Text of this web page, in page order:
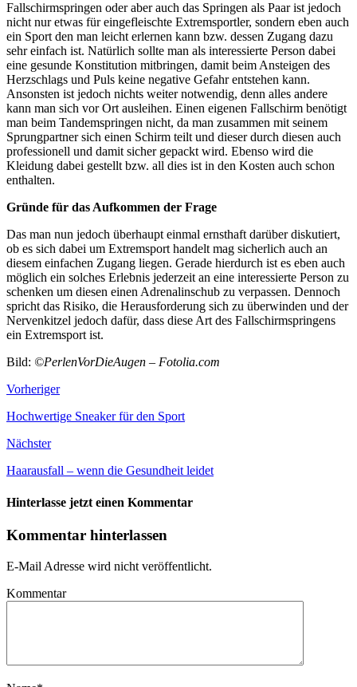
Fallschirmspringen oder aber auch das Springen als Paar ist jedoch
nicht nur etwas für eingefleischte Extremsportler, sondern eben auch
ein Sport den man leicht erlernen kann bzw. dessen Zugang dazu
sehr einfach ist. Natürlich sollte man als interessierte Person dabei
eine gesunde Konstitution mitbringen, damit beim Ansteigen des
Herzschlags und Puls keine negative Gefahr entstehen kann.
Ansonsten ist jedoch nichts weiter notwendig, denn alles andere
kann man sich vor Ort ausleihen. Einen eigenen Fallschirm benötigt
man beim Tandemspringen nicht, da man zusammen mit seinem
Sprungpartner sich einen Schirm teilt und dieser durch diesen auch
professionell und damit sicher gepackt wird. Ebenso wird die
Kleidung dabei gestellt bzw. all dies ist in den Kosten auch schon
enthalten.
Gründe für das Aufkommen der Frage
Das man nun jedoch überhaupt einmal ernsthaft darüber diskutiert,
ob es sich dabei um Extremsport handelt mag sicherlich auch an
diesem einfachen Zugang liegen. Gerade hierdurch ist es eben auch
möglich ein solches Erlebnis jederzeit an eine interessierte Person zu
schenken um diesen einen Adrenalinschub zu verpassen. Dennoch
spricht das Risiko, die Herausforderung sich zu überwinden und der
Nervenkitzel jedoch dafür, dass diese Art des Fallschirmspringens
ein Extremsport ist.
Bild: ©PerlenVorDieAugen – Fotolia.com
Vorheriger
Hochwertige Sneaker für den Sport
Nächster
Haarausfall – wenn die Gesundheit leidet
Hinterlasse jetzt einen Kommentar
Kommentar hinterlassen
E-Mail Adresse wird nicht veröffentlicht.
Kommentar